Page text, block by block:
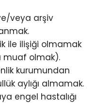
veya arşiv
ile ilişiği olmamak
muaf olmak).
kurumundan
aylığı almamak.
engel hastalığı